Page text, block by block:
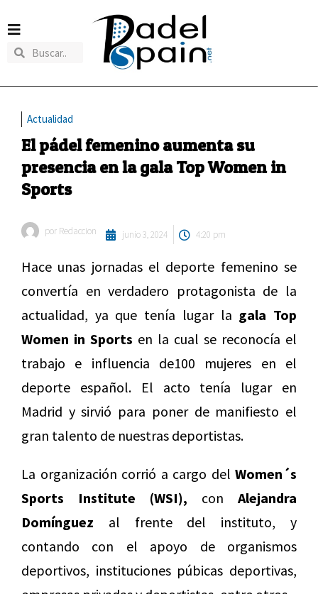
Actualidad
El pádel femenino aumenta su
presencia en la gala Top Women in
Sports
por Redaccion junio 3, 2024 4:20 pm
Hace unas jornadas el deporte femenino se
convertía en verdadero protagonista de la
actualidad, ya que tenía lugar la gala Top
Women in Sports en la cual se reconocía el
trabajo e influencia de100 mujeres en el
deporte español. El acto tenía lugar en
Madrid y sirvió para poner de manifiesto el
gran talento de nuestras deportistas.
La organización corrió a cargo del Women´s
Sports Institute (WSI), con Alejandra
Domínguez al frente del instituto, y
contando con el apoyo de organismos
deportivos, instituciones púbicas deportivas,